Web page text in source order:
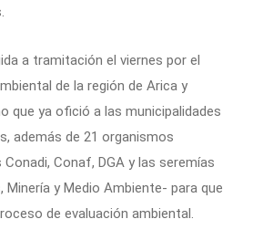
a tramitación el viernes por el
de la región de Arica y
que ya ofició a las municipalidades
además de 21 organismos
Conaf, DGA y las seremías
Minería y Medio Ambiente- para que
de evaluación ambiental.